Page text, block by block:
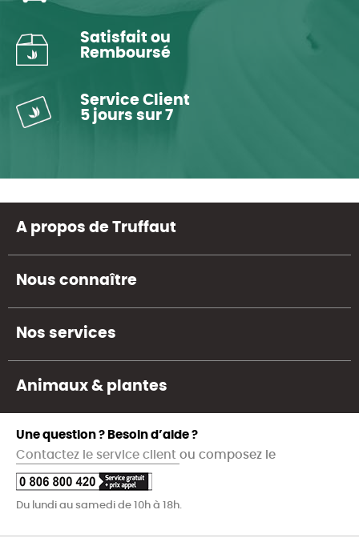
Satisfait ou
Remboursé
Service Client
5 jours sur 7
A propos de Truffaut
Nous connaître
Nos services
Animaux & plantes
Une question ? Besoin d’aide ?
Contactez le service client ou composez le
Du lundi au samedi de 10h à 18h.